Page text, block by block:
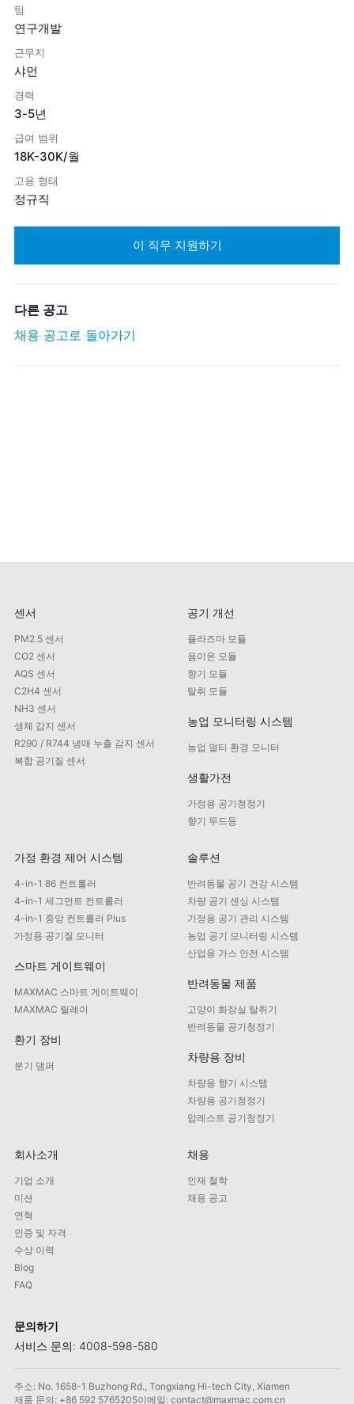
팀
연구개발
근무지
샤먼
경력
3-5년
급여 범위
18K-30K/월
고용 형태
정규직
이 직무 지원하기
다른 공고
채용 공고로 돌아가기
센서
PM2.5 센서
CO2 센서
AQS 센서
C2H4 센서
NH3 센서
생체 감지 센서
R290 / R744 냉매 누출 감지 센서
복합 공기질 센서
공기 개선
플라즈마 모듈
음이온 모듈
향기 모듈
탈취 모듈
농업 모니터링 시스템
농업 멀티 환경 모니터
생활가전
가정용 공기청정기
향기 무드등
가정 환경 제어 시스템
4-in-1 86 컨트롤러
4-in-1 세그먼트 컨트롤러
4-in-1 중앙 컨트롤러 Plus
가정용 공기질 모니터
스마트 게이트웨이
MAXMAC 스마트 게이트웨이
MAXMAC 릴레이
환기 장비
분기 댐퍼
솔루션
반려동물 공기 건강 시스템
차량 공기 센싱 시스템
가정용 공기 관리 시스템
농업 공기 모니터링 시스템
산업용 가스 안전 시스템
반려동물 제품
고양이 화장실 탈취기
반려동물 공기청정기
차량용 장비
차량용 향기 시스템
차량용 공기청정기
암레스트 공기청정기
회사소개
기업 소개
미션
연혁
인증 및 자격
수상 이력
Blog
FAQ
채용
인재 철학
채용 공고
문의하기
서비스 문의: 4008-598-580
주소: No. 1658-1 Buzhong Rd., Tongxiang Hi-tech City, Xiamen
제품 문의: +86 592 5765205이메일: contact@maxmac.com.cn